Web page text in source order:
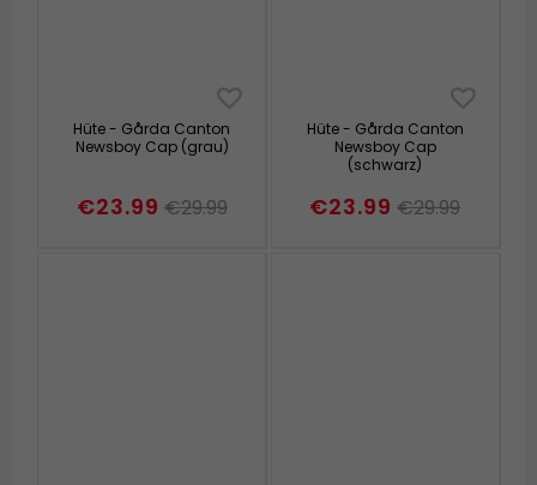
Hüte - Gårda Canton
Newsboy Cap (grau)
€23.99 €29.99
Hüte - Gårda Canton
Newsboy Cap
(schwarz)
€23.99 €29.99